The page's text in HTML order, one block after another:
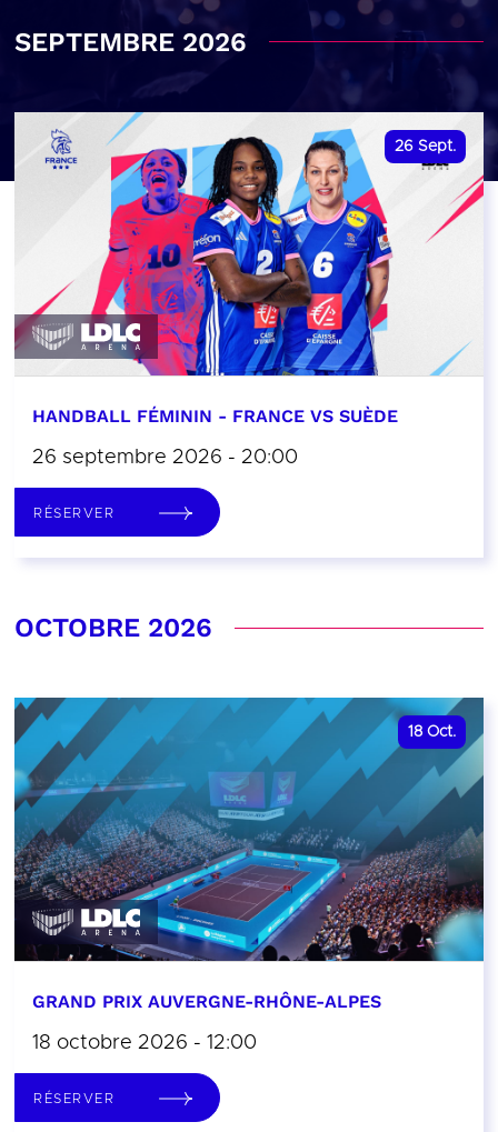
SEPTEMBRE 2026
26 Sept.
HANDBALL FÉMININ - FRANCE VS SUÈDE
26 septembre 2026 - 20:00
RÉSERVER
OCTOBRE 2026
18 Oct.
GRAND PRIX AUVERGNE-RHÔNE-ALPES
18 octobre 2026 - 12:00
RÉSERVER